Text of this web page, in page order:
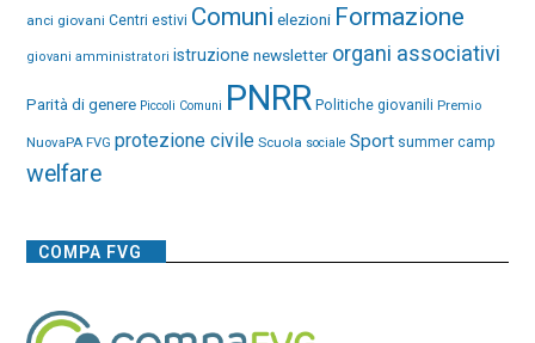
anci giovani Centri estivi Comuni elezioni Formazione
giovani amministratori istruzione newsletter organi associativi
Parità di genere Piccoli Comuni PNRR Politiche giovanili Premio
NuovaPA FVG protezione civile Scuola sociale Sport summer camp
welfare
COMPA FVG